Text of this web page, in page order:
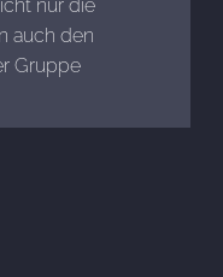
nur die
auch den
Gruppe